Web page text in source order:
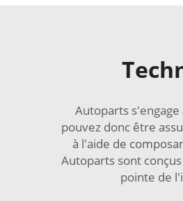
Autoparts
pouvez donc être
à l'aide de
Autoparts sont
pointe de